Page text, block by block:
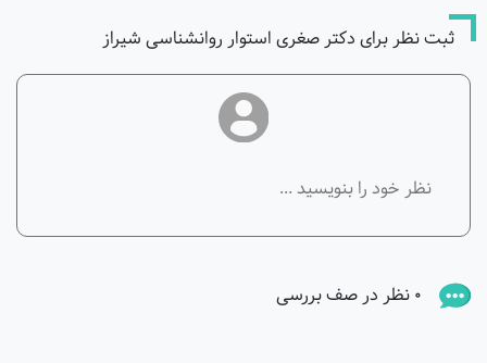
ثبت نظر برای دکتر صغری استوار روانشناسی شیراز
0 نظر در صف بررسی